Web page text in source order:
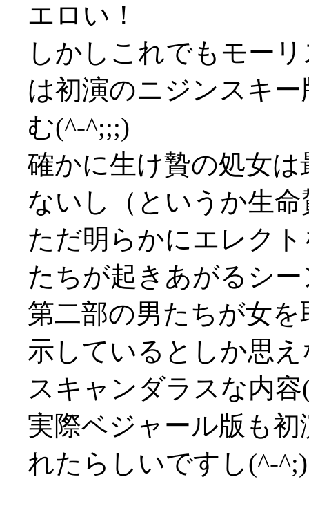
エロい！
しかしこれでもモー
は初演のニジンスキ
む(^-^;;;)
確かに生け贄の処女
ないし（というか生
ただ明らかにエレク
たちが起きあがるシ
第二部の男たちが女
示しているとしか思
スキャンダラスな内容
実際ベジャール版も
れたらしいですし(^-^;)